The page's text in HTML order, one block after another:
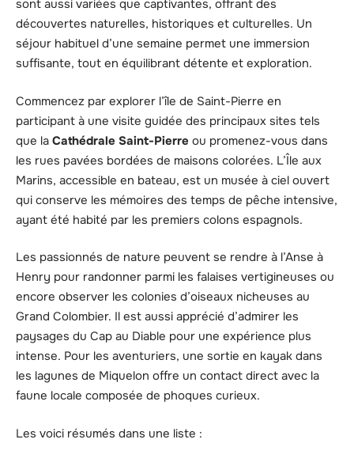
sont aussi variées que captivantes, offrant des
découvertes naturelles, historiques et culturelles. Un
séjour habituel d’une semaine permet une immersion
suffisante, tout en équilibrant détente et exploration.
Commencez par explorer l’île de Saint-Pierre en
participant à une visite guidée des principaux sites tels
que la Cathédrale Saint-Pierre ou promenez-vous dans
les rues pavées bordées de maisons colorées. L’Île aux
Marins, accessible en bateau, est un musée à ciel ouvert
qui conserve les mémoires des temps de pêche intensive,
ayant été habité par les premiers colons espagnols.
Les passionnés de nature peuvent se rendre à l’Anse à
Henry pour randonner parmi les falaises vertigineuses ou
encore observer les colonies d’oiseaux nicheuses au
Grand Colombier. Il est aussi apprécié d’admirer les
paysages du Cap au Diable pour une expérience plus
intense. Pour les aventuriers, une sortie en kayak dans
les lagunes de Miquelon offre un contact direct avec la
faune locale composée de phoques curieux.
Les voici résumés dans une liste :